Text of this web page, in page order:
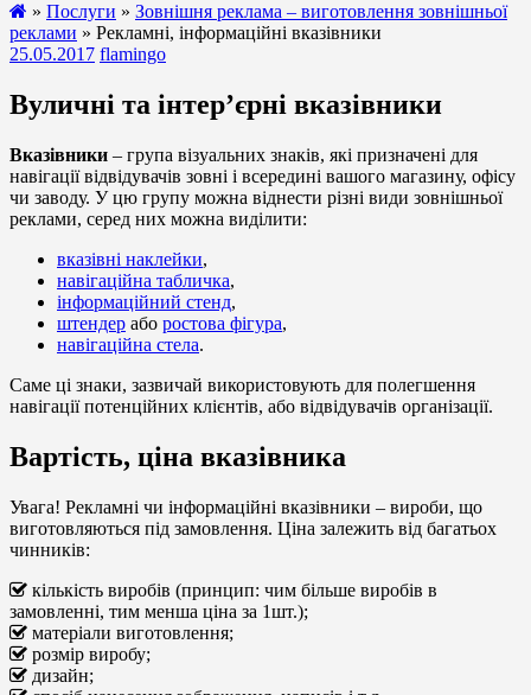
» Послуги » Зовнішня реклама – виготовлення зовнішньої
реклами » Рекламні, інформаційні вказівники
25.05.2017 flamingo
Вуличні та інтер’єрні вказівники
Вказівники – група візуальних знаків, які призначені для
навігації відвідувачів зовні і всередині вашого магазину, офісу
чи заводу. У цю групу можна віднести різні види зовнішньої
реклами, серед них можна виділити:
вказівні наклейки,
навігаційна табличка,
інформаційний стенд,
штендер або ростова фігура,
навігаційна стела.
Саме ці знаки, зазвичай використовують для полегшення
навігації потенційних клієнтів, або відвідувачів організації.
Вартість, ціна вказівника
Увага! Рекламні чи інформаційні вказівники – вироби, що
виготовляються під замовлення. Ціна залежить від багатьох
чинників:
кількість виробів (принцип: чим більше виробів в
замовленні, тим менша ціна за 1шт.);
матеріали виготовлення;
розмір виробу;
дизайн;